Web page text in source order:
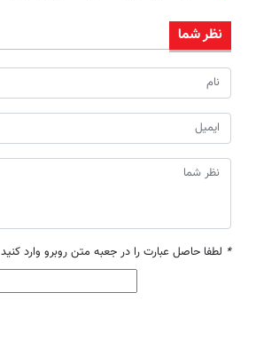
نظر شما
* لطفا حاصل عبارت را در جعبه متن روبرو وارد کنید